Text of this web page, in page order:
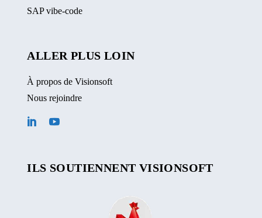
SAP vibe-code
ALLER PLUS LOIN
À propos de Visionsoft
Nous rejoindre
ILS SOUTIENNENT VISIONSOFT